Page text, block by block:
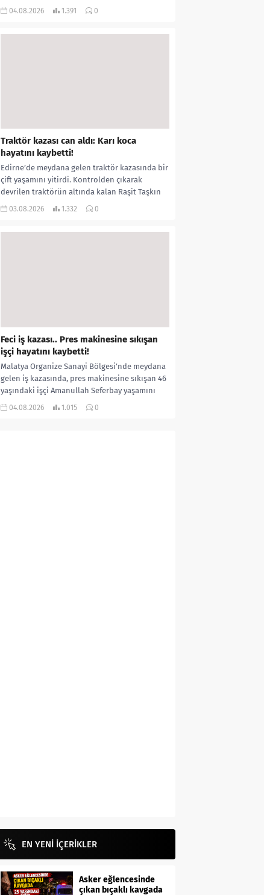
kayıplarının yaşandığı salgında vaka sayısının
04.08.2026 1.391 0
Traktör kazası can aldı: Karı koca
hayatını kaybetti!
Edirne’de meydana gelen traktör kazasında bir
çift yaşamını yitirdi. Kontrolden çıkarak
devrilen traktörün altında kalan Raşit Taşkın
ile eşi Fatma...
03.08.2026 1.332 0
Feci iş kazası.. Pres makinesine sıkışan
işçi hayatını kaybetti!
Malatya Organize Sanayi Bölgesi’nde meydana
gelen iş kazasında, pres makinesine sıkışan 46
yaşındaki işçi Amanullah Seferbay yaşamını
yitirdi. Olayla ilgili...
04.08.2026 1.015 0
EN YENİ İÇERİKLER
Asker eğlencesinde
çıkan bıçaklı kavgada